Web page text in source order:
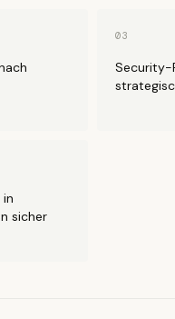
03
Security-
sicher